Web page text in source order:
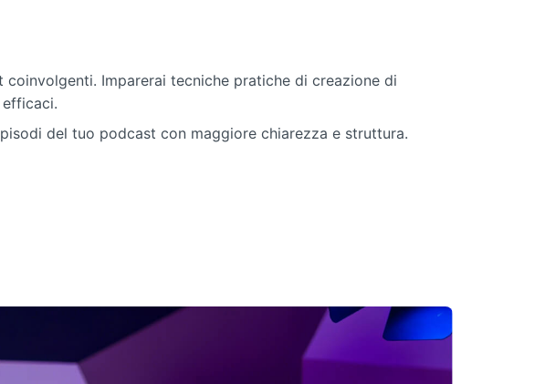
Imparerai tecniche pratiche di creazione di
del tuo podcast con maggiore chiarezza e struttura.